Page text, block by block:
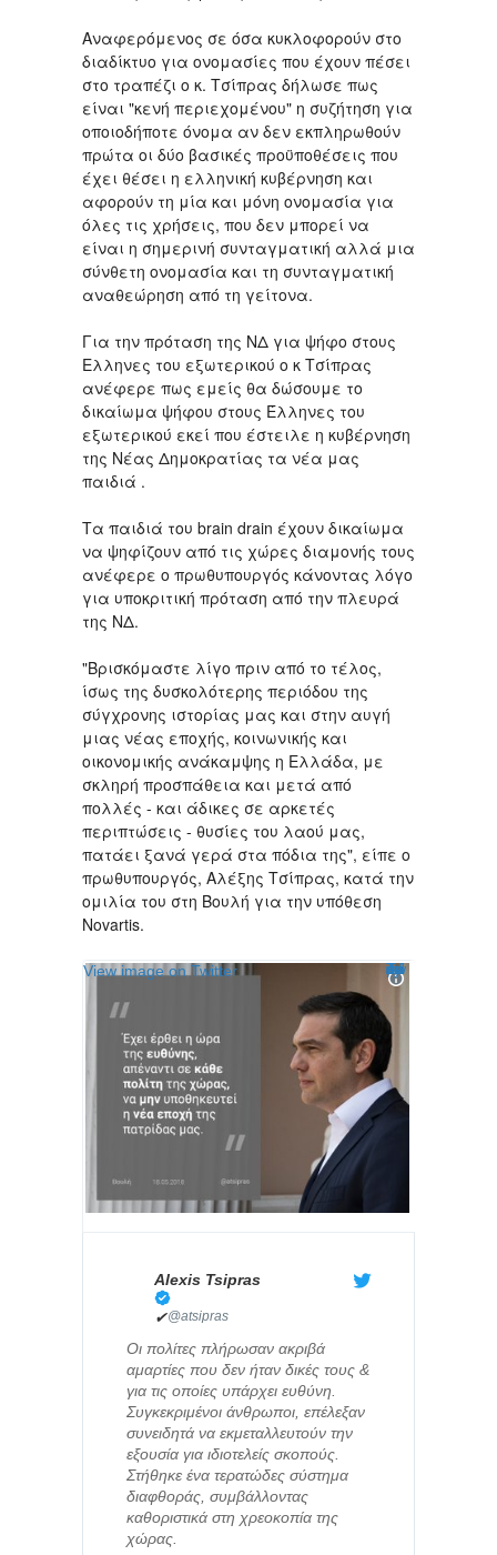
Αναφερόμενος σε όσα κυκλοφορούν στο
διαδίκτυο για ονομασίες που έχουν πέσει
στο τραπέζι ο κ. Τσίπρας δήλωσε πως
είναι "κενή περιεχομένου" η συζήτηση για
οποιοδήποτε όνομα αν δεν εκπληρωθούν
πρώτα οι δύο βασικές προϋποθέσεις που
έχει θέσει η ελληνική κυβέρνηση και
αφορούν τη μία και μόνη ονομασία για
όλες τις χρήσεις, που δεν μπορεί να
είναι η σημερινή συνταγματική αλλά μια
σύνθετη ονομασία και τη συνταγματική
αναθεώρηση από τη γείτονα.
Για την πρόταση της ΝΔ για ψήφο στους
Ελληνες του εξωτερικού ο κ Τσίπρας
ανέφερε πως εμείς θα δώσουμε το
δικαίωμα ψήφου στους Έλληνες του
εξωτερικού εκεί που έστειλε η κυβέρνηση
της Νέας Δημοκρατίας τα νέα μας
παιδιά .
Τα παιδιά του brain drain έχουν δικαίωμα
να ψηφίζουν από τις χώρες διαμονής τους
ανέφερε ο πρωθυπουργός κάνοντας λόγο
για υποκριτική πρόταση από την πλευρά
της ΝΔ.
"Βρισκόμαστε λίγο πριν από το τέλος,
ίσως της δυσκολότερης περιόδου της
σύγχρονης ιστορίας μας και στην αυγή
μιας νέας εποχής, κοινωνικής και
οικονομικής ανάκαμψης η Ελλάδα, με
σκληρή προσπάθεια και μετά από
πολλές - και άδικες σε αρκετές
περιπτώσεις - θυσίες του λαού μας,
πατάει ξανά γερά στα πόδια της", είπε ο
πρωθυπουργός, Αλέξης Τσίπρας, κατά την
ομιλία του στη Βουλή για την υπόθεση
Novartis.
View image on Twitter
Alexis Tsipras
✔@atsipras
Oι πολίτες πλήρωσαν ακριβά
αμαρτίες που δεν ήταν δικές τους &
για τις οποίες υπάρχει ευθύνη.
Συγκεκριμένοι άνθρωποι, επέλεξαν
συνειδητά να εκμεταλλευτούν την
εξουσία για ιδιοτελείς σκοπούς.
Στήθηκε ένα τερατώδες σύστημα
διαφθοράς, συμβάλλοντας
καθοριστικά στη χρεοκοπία της
χώρας.
Twitter Ads info and privacy